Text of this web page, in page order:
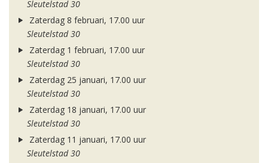
Sleutelstad 30
Zaterdag 8 februari, 17.00 uur
Sleutelstad 30
Zaterdag 1 februari, 17.00 uur
Sleutelstad 30
Zaterdag 25 januari, 17.00 uur
Sleutelstad 30
Zaterdag 18 januari, 17.00 uur
Sleutelstad 30
Zaterdag 11 januari, 17.00 uur
Sleutelstad 30